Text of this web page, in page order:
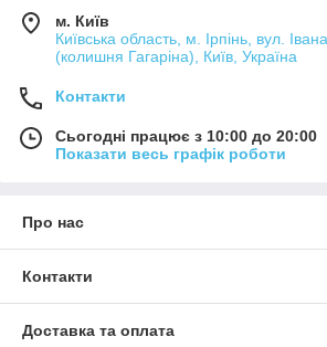
м. Київ
Київська область, м. Ірпінь, вул.
(колишня Гагаріна), Київ, Україна
Контакти
Сьогодні працює з 10:00 до 20:00
Показати весь графік роботи
Про нас
Контакти
Доставка та оплата